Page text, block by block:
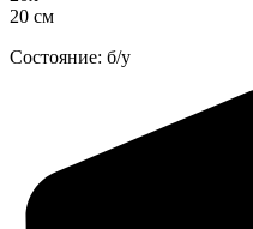
20 см
Состояние: б/у